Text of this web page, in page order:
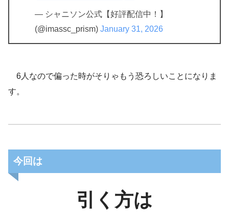
— シャニソン公式【好評配信中！】
(@imassc_prism) January 31, 2026
6人なので偏った時がそりゃもう恐ろしいことになりま
す。
今回は
引く方は